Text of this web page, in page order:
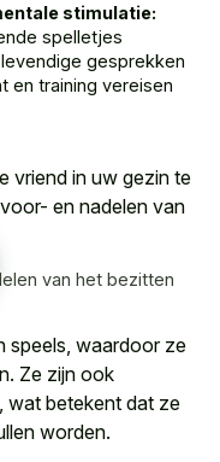
stimulatie:
spelletjes
gesprekken
en training vereisen
vriend in uw gezin te
en nadelen van
van het bezitten
speels, waardoor ze
Ze zijn ook
wat betekent dat ze
worden.